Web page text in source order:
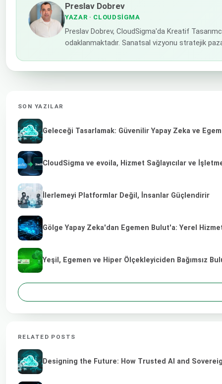
Preslav Dobrev
YAZAR · CLOUDSIGMA
Preslav Dobrev, CloudSigma'da Kreatif
odaklanmaktadır. Sanatsal vizyonu stratejik
SON YAZILAR
Geleceği Tasarlamak: Güvenilir Yapay Zeka ve
CloudSigma ve evoila, Hizmet Sağlayıcılar ve
İlerlemeyi Platformlar Değil, İnsanlar Güçlendirir
Gölge Yapay Zeka'dan Egemen Bulut'a: Yerel
Yeşil, Egemen ve Hiper Ölçekleyiciden Bağımsız
RELATED POSTS
Designing the Future: How Trusted AI and